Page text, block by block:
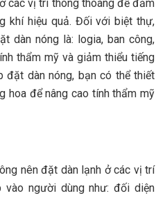
các vị trí thông thoáng để đảm
khí hiệu quả. Đối với biệt thự,
dàn nóng là: logia, ban công,
thẩm mỹ và giảm thiểu tiếng
đặt dàn nóng, bạn có thể thiết
hoa để nâng cao tính thẩm mỹ
nên đặt dàn lạnh ở các vị trí
người dùng như: đối diện